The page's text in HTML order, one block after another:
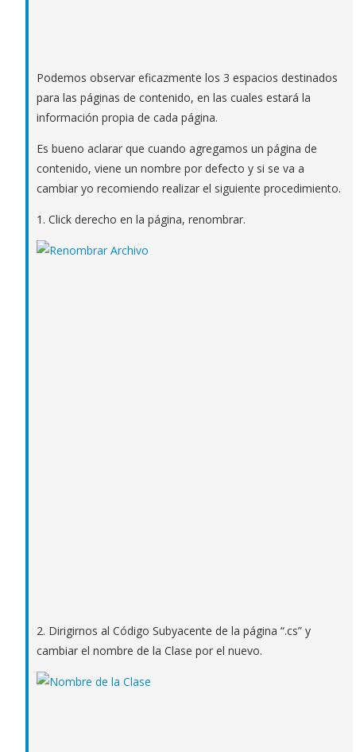
Podemos observar eficazmente los 3 espacios destinados
para las páginas de contenido, en las cuales estará la
información propia de cada página.
Es bueno aclarar que cuando agregamos un página de
contenido, viene un nombre por defecto y si se va a
cambiar yo recomiendo realizar el siguiente procedimiento.
1. Click derecho en la página, renombrar.
2. Dirigirnos al Código Subyacente de la página “.cs” y
cambiar el nombre de la Clase por el nuevo.